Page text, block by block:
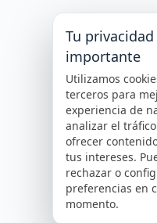
Tu privacidad
importante
Utilizamos
terceros para
experiencia de
analizar el
ofrecer
tus intereses.
rechazar o
preferencias en
momento.